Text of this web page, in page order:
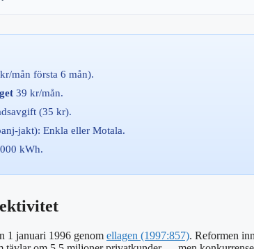
mån första 6 mån).
39 kr/mån.
(35 kr).
jakt): Enkla eller Motala.
kWh.
1 januari 1996 genom ellagen (1997:857). Reformen